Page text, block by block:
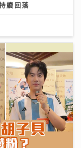
續回落